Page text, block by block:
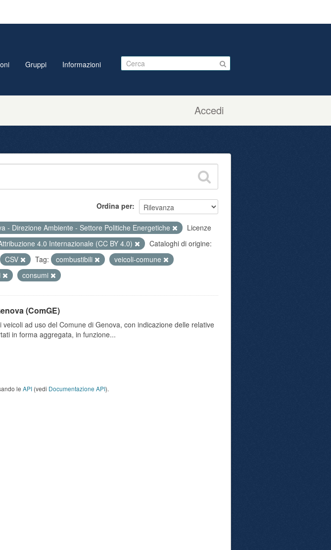
Accedi
Gruppi Informazioni
Ordina per
- Direzione Ambiente - Settore Politiche Energetiche
Licenze
4.0 Internazionale (CC BY 4.0)
Cataloghi di origine:
CSV Tag: combustibili
veicoli-comune
consumi
(ComGE)
ad uso del Comune di Genova, con indicazione delle relative
in forma aggregata, in funzione...
le API (vedi Documentazione API).